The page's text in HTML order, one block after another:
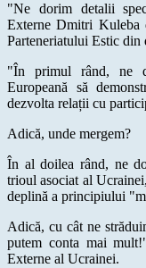
"Ne dorim detalii
Externe Dmitri Kuleba
Parteneriatului Estic din
"În primul rând, ne
Europeană să
dezvolta relații cu
Adică, unde mergem?
În al doilea rând, ne
trioul asociat al
deplină a principiului
Adică, cu cât ne
putem conta mai
Externe al Ucrainei.